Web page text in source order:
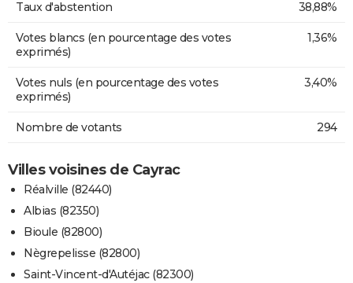
Taux d'abstention 38,88%
Votes blancs (en pourcentage des votes
exprimés)
1,36%
Votes nuls (en pourcentage des votes
exprimés)
3,40%
Nombre de votants 294
Villes voisines de Cayrac
Réalville (82440)
Albias (82350)
Bioule (82800)
Nègrepelisse (82800)
Saint-Vincent-d'Autéjac (82300)